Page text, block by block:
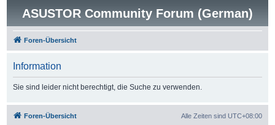
ASUSTOR Community Forum (German)
Foren-Übersicht
Information
Sie sind leider nicht berechtigt, die Suche zu verwenden.
Foren-Übersicht Alle Zeiten sind UTC+08:00